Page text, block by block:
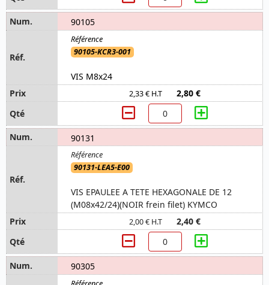
90105
90105-KCR3-001
VIS M8x24
2,33 € H.T 2,80 €
90131
90131-LEA5-E00
VIS EPAULEE A TETE HEXAGONALE DE 12
(M08x42/24)(NOIR frein filet) KYMCO
2,00 € H.T 2,40 €
90305